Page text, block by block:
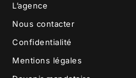
L’agence
Nous contacter
Confidentialité
Mentions légales